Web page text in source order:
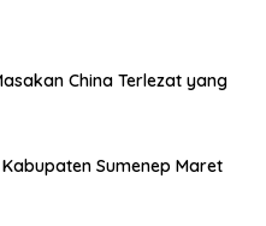
China Terlezat yang
Sumenep Maret